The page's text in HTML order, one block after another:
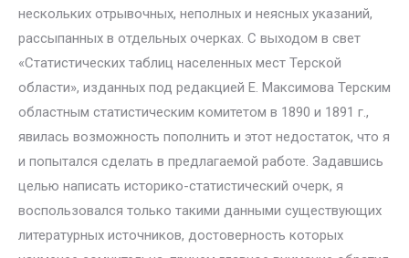
нескольких отрывочных, неполных и неясных указаний,
рассыпанных в отдельных очерках. С выходом в свет
«Статистических таблиц населенных мест Терской
области», изданных под редакцией Е. Максимова Терским
областным статистическим комитетом в 1890 и 1891 г.,
явилась возможность пополнить и этот недостаток, что я
и попытался сделать в предлагаемой работе. Задавшись
целью написать историко-статистический очерк, я
воспользовался только такими данными существующих
литературных источников, достоверность которых